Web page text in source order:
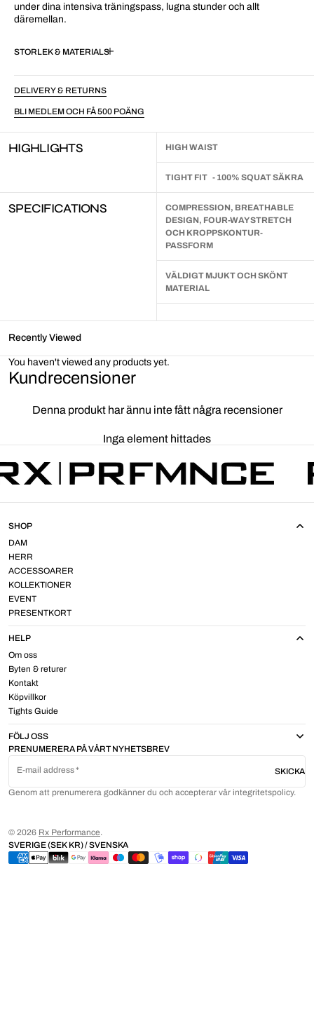
under dina intensiva träningspass, lugna stunder och allt
däremellan.
STORLEK & MATERIAL
DELIVERY & RETURNS
BLI MEDLEM OCH FÅ 500 POÄNG
HIGHLIGHTS HIGH WAIST
TIGHT FIT - 100% SQUAT SÄKRA
SPECIFICATIONS
COMPRESSION, BREATHABLE
DESIGN, FOUR-WAY STRETCH
OCH KROPPSKONTUR-
PASSFORM
VÄLDIGT MJUKT OCH SKÖNT
MATERIAL
Recently Viewed
You haven't viewed any products yet.
Kundrecensioner
Denna produkt har ännu inte fått några recensioner
Inga element hittades
PRENUMERERA PÅ VÅRT NYHETSBREV
E-mail address SKICKA
Genom att prenumerera godkänner du och accepterar vår integritetspolicy.
SHOP
DAM
HERR
ACCESSOARER
KOLLEKTIONER
EVENT
PRESENTKORT
HELP
Om oss
Byten & returer
Kontakt
Köpvillkor
Tights Guide
FÖLJ OSS
© 2026 Rx Performance.
SVERIGE (SEK KR) / SVENSKA